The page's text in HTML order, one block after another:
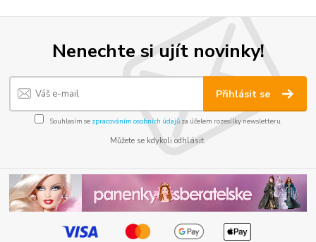
Nenechte si ujít novinky!
Přihlásit se
Souhlasím se zpracováním osobních údajůza účelem rozesílky newsletteru.
Můžete se kdykoli odhlásit.